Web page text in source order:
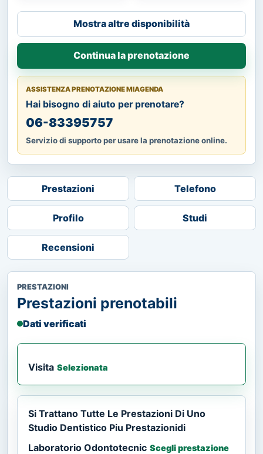
Mostra altre disponibilità
Continua la prenotazione
ASSISTENZA PRENOTAZIONE MIAGENDA
Hai bisogno di aiuto per prenotare?
06-83395757
Servizio di supporto per usare la prenotazione online.
Prestazioni Telefono
Profilo Studi
Recensioni
PRESTAZIONI
Prestazioni prenotabili
Dati verificati
Visita Selezionata
Si Trattano Tutte Le Prestazioni Di Uno
Studio Dentistico Piu Prestazionidi
Laboratorio Odontotecnic Scegli prestazione